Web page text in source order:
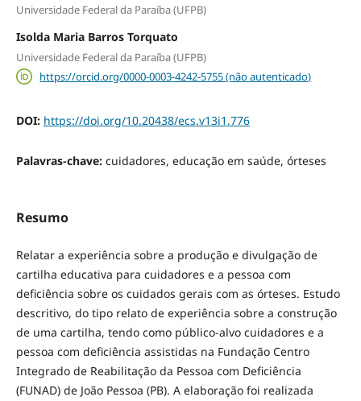
Universidade Federal da Paraíba (UFPB)
Isolda Maria Barros Torquato
Universidade Federal da Paraíba (UFPB)
https://orcid.org/0000-0003-4242-5755 (não autenticado)
DOI: https://doi.org/10.20438/ecs.v13i1.776
Palavras-chave: cuidadores, educação em saúde, órteses
Resumo
Relatar a experiência sobre a produção e divulgação de
cartilha educativa para cuidadores e a pessoa com
deficiência sobre os cuidados gerais com as órteses. Estudo
descritivo, do tipo relato de experiência sobre a construção
de uma cartilha, tendo como público-alvo cuidadores e a
pessoa com deficiência assistidas na Fundação Centro
Integrado de Reabilitação da Pessoa com Deficiência
(FUNAD) de João Pessoa (PB). A elaboração foi realizada